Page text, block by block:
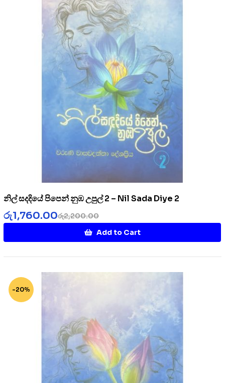
නිල් සදදියේ පිපෙන් නුඹ උපුල් 2 – Nil Sada Diye 2
රු2,200.00
රු1,760.00
Add to Cart
-20%